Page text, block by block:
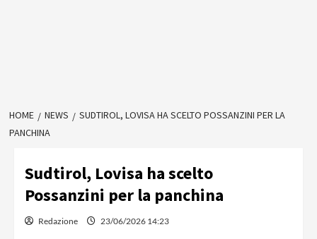
HOME NEWS
SUDTIROL, LOVISA HA SCELTO POSSANZINI PER LA
PANCHINA
Sudtirol, Lovisa ha scelto
Possanzini per la panchina
Redazione 23/06/2026 14:23